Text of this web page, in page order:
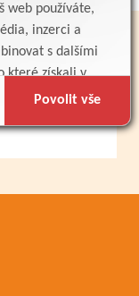
web používáte,
inzerci a
s dalšími
které získali v
Povolit vše